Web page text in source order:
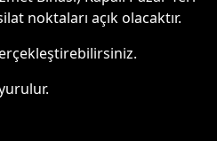
noktaları açık olacaktır.